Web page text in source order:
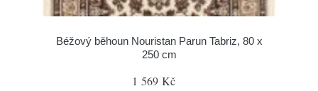
Béžový běhoun Nouristan Parun Tabriz, 80 x
250 cm
1 569 Kč